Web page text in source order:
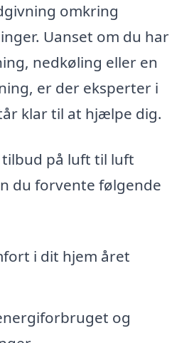
omkring
Uanset om du har
nedkøling eller en
er der eksperter i
klar til at hjælpe dig.
på luft til luft
du forvente følgende
i dit hjem året
og